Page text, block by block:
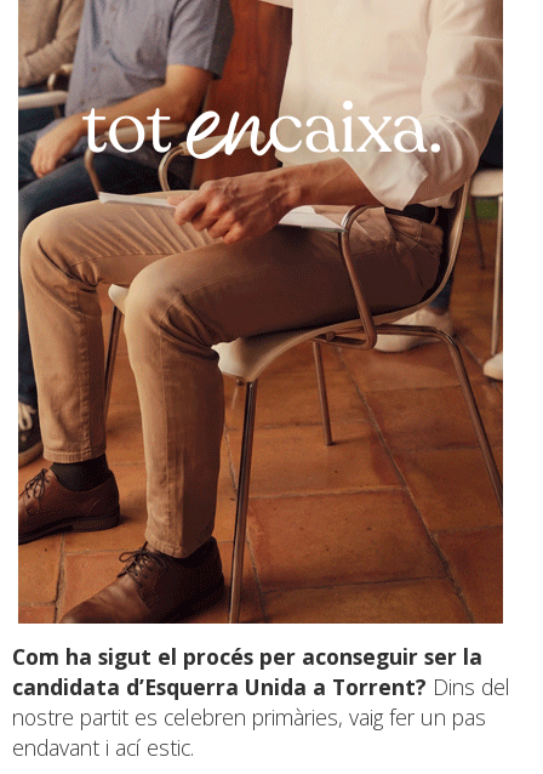
Com ha sigut el procés per aconseguir ser la
candidata d’Esquerra Unida a Torrent? Dins del
nostre partit es celebren primàries, vaig fer un pas
endavant i ací estic.